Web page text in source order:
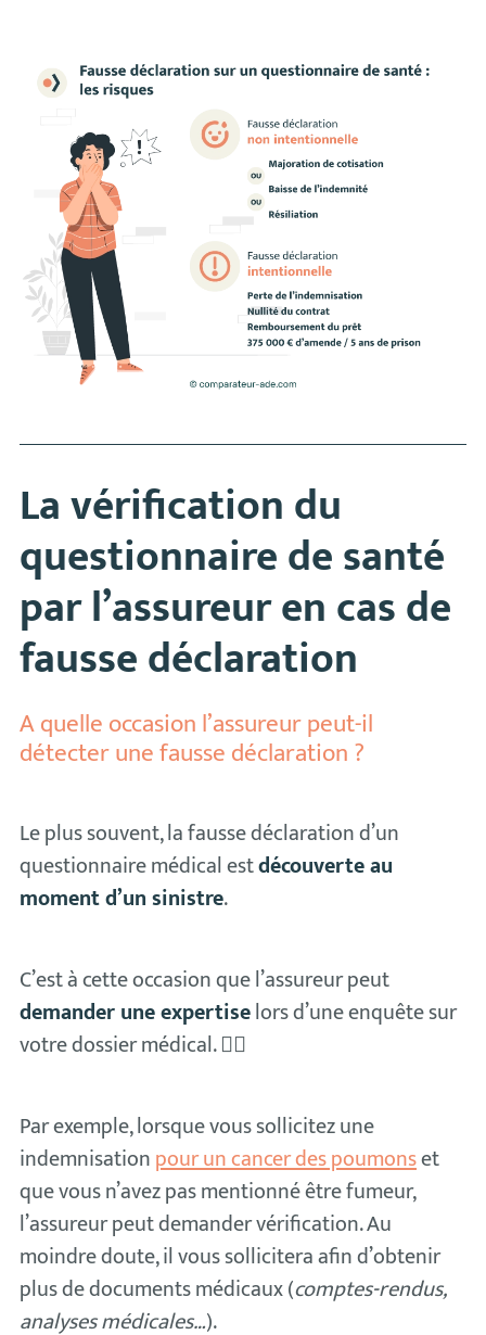
La vérification du
questionnaire de santé
par l’assureur en cas de
fausse déclaration
A quelle occasion l’assureur peut-il
détecter une fausse déclaration ?
Le plus souvent, la fausse déclaration d’un
questionnaire médical estdécouverte au
moment d’un sinistre.
C’est à cette occasion que l’assureur peut
demander une expertiselors d’une enquête sur
votre dossier médical. 👨‍⚕️
Par exemple, lorsque vous sollicitez une
indemnisationpour un cancer des poumonset
que vous n’avez pas mentionné être fumeur,
l’assureur peut demander vérification. Au
moindre doute, il vous sollicitera afin d’obtenir
plus de documents médicaux (comptes-rendus,
analyses médicales…).